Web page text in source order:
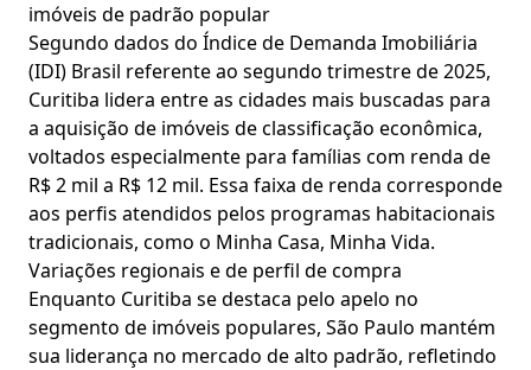
imóveis de padrão popular
Segundo dados do Índice de Demanda Imobiliária
(IDI) Brasil referente ao segundo trimestre de 2025,
Curitiba lidera entre as cidades mais buscadas para
a aquisição de imóveis de classificação econômica,
voltados especialmente para famílias com renda de
R$ 2 mil a R$ 12 mil. Essa faixa de renda corresponde
aos perfis atendidos pelos programas habitacionais
tradicionais, como o Minha Casa, Minha Vida.
Variações regionais e de perfil de compra
Enquanto Curitiba se destaca pelo apelo no
segmento de imóveis populares, São Paulo mantém
sua liderança no mercado de alto padrão, refletindo